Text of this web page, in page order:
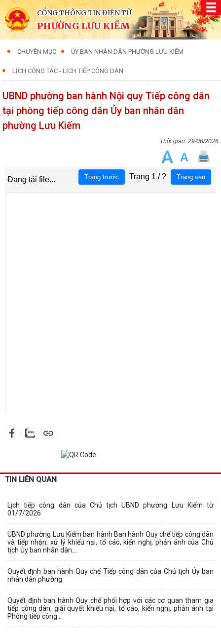
CỔNG THÔNG TIN ĐIỆN TỬ
PHƯỜNG LƯU KIẾM
CHUYÊN MỤC ỦY BAN NHÂN DÂN PHƯỜNG LƯU KIẾM
LỊCH CÔNG TÁC - LỊCH TIẾP CÔNG DÂN
UBND phường ban hành Nội quy Tiếp công dân
tại phòng tiếp công dân Ủy ban nhân dân
phường Lưu Kiếm
29/06/2026
TIN LIÊN QUAN
Lịch tiếp công dân của Chủ tịch UBND phường Lưu Kiếm từ
01/7/2026
UBND phường Lưu Kiếm ban hành Ban hành Quy chế tiếp công dân
và tiếp nhận, xử lý khiếu nại, tố cáo, kiến nghị, phản ánh của Chủ
tịch Ủy ban nhân dân...
Quyết định ban hành Quy chế Tiếp công dân của Chủ tịch Ủy ban
nhân dân phường
Quyết định ban hành Quy chế phối hợp với các cơ quan tham gia
tiếp công dân, giải quyết khiếu nại, tố cáo, kiến nghị, phản ánh tại
Phòng tiếp công...